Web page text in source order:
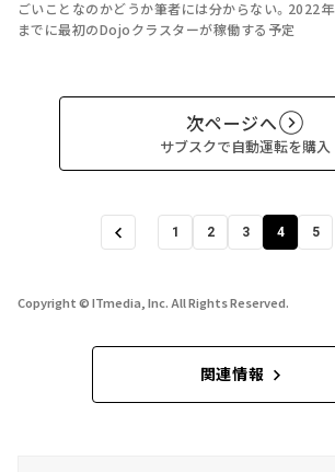
ごいことなのかどうか筆者には分からない。2022年
までに最初のDojoクラスターが稼働する予定
次ページへ
サブスクで自動運転を購入
1 2 3 4 5
Copyright © ITmedia, Inc. All Rights Reserved.
関連情報